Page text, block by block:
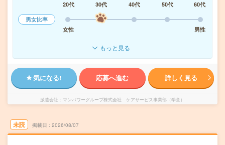
20代
30代 40代 50代
60代
男女比率
女性
男性
もっと見る
気になる! 応募へ進む 詳しく見る
派遣会社 マンパワーグループ株式会社 ケアサービス事業部（学童）
未読 掲載日 2026/08/07